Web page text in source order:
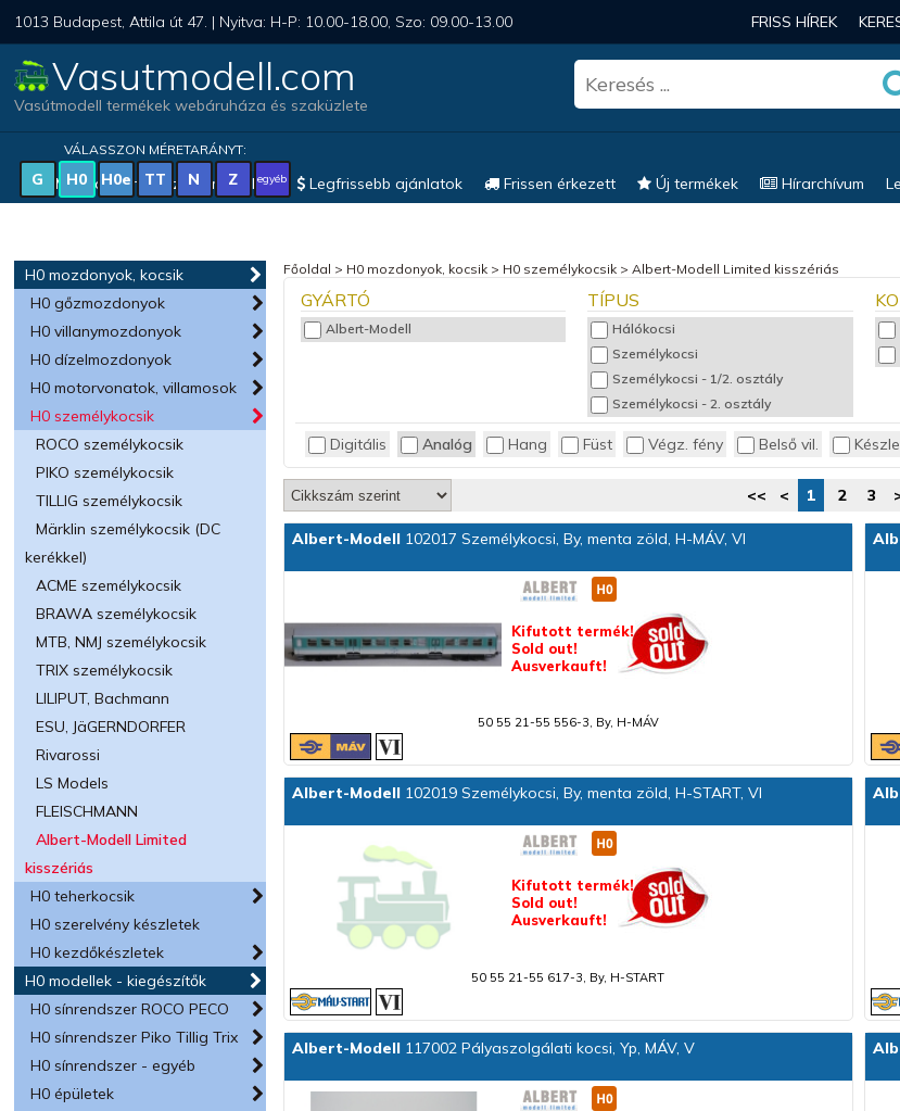
1013 Budapest, Attila út 47. | Nyitva: H-P: 10.00-18.00, Szo: 09.00-13.00 FRISS HÍREK
Vasutmodell.com
Vasútmodell termékek webáruháza és szaküzlete
VÁLASSZON MÉRETARÁNYT:
G H0 H0e TT N Z egyéb
Magyar vonatkozású modellek
Legfrissebb ajánlatok Frissen érkezett Új termékek Hírarchívum
H0 mozdonyok, kocsik
H0 gőzmozdonyok
H0 villanymozdonyok
H0 dízelmozdonyok
H0 motorvonatok, villamosok
H0 személykocsik
ROCO személykocsik
PIKO személykocsik
TILLIG személykocsik
Märklin személykocsik (DC
kerékkel)
ACME személykocsik
BRAWA személykocsik
MTB, NMJ személykocsik
TRIX személykocsik
LILIPUT, Bachmann
ESU, JäGERNDORFER
Rivarossi
LS Models
FLEISCHMANN
Albert-Modell Limited
kisszériás
H0 teherkocsik
H0 szerelvény készletek
H0 kezdőkészletek
H0 modellek - kiegészítők
H0 sínrendszer ROCO PECO
H0 sínrendszer Piko Tillig Trix
H0 sínrendszer - egyéb
H0 épületek
Főoldal > H0 mozdonyok, kocsik > H0 személykocsik >Albert-Modell Limited kisszériás
GYÁRTÓ
Albert-Modell
TÍPUS
Hálókocsi
Személykocsi
Személykocsi - 1/2. osztály
Személykocsi - 2. osztály
Digitális Analóg Hang Füst Végz. fény Belső vil.
<< < 1 2 3
Albert-Modell 102017 Személykocsi, By, menta zöld, H-MÁV, VI
Kifutott termék!
Sold out!
Ausverkauft!
50 55 21-55 556-3, By, H-MÁV
Albert-Modell 102019 Személykocsi, By, menta zöld, H-START, VI
Kifutott termék!
Sold out!
Ausverkauft!
50 55 21-55 617-3, By, H-START
Albert-Modell 117002 Pályaszolgálati kocsi, Yp, MÁV, V